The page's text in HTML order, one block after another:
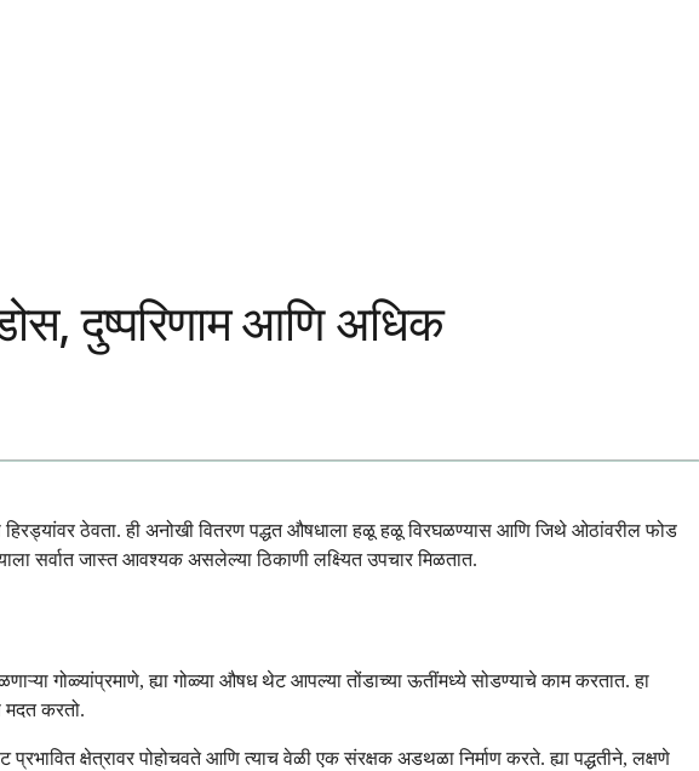
दुष्परिणाम आणि अधिक
ठेवता. ही अनोखी वितरण पद्धत औषधाला हळू हळू विरघळण्यास आणि जिथे ओठांवरील फोड
सर्वात जास्त आवश्यक असलेल्या ठिकाणी लक्ष्यित उपचार मिळतात.
गोळ्यांप्रमाणे, ह्या गोळ्या औषध थेट आपल्या तोंडाच्या ऊतींमध्ये सोडण्याचे काम करतात. हा
मदत करतो.
क्षेत्रावर पोहोचवते आणि त्याच वेळी एक संरक्षक अडथळा निर्माण करते. ह्या पद्धतीने, लक्षणे